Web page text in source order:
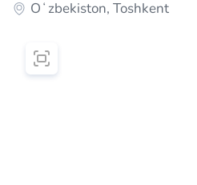
Oʻzbekiston, Toshkent